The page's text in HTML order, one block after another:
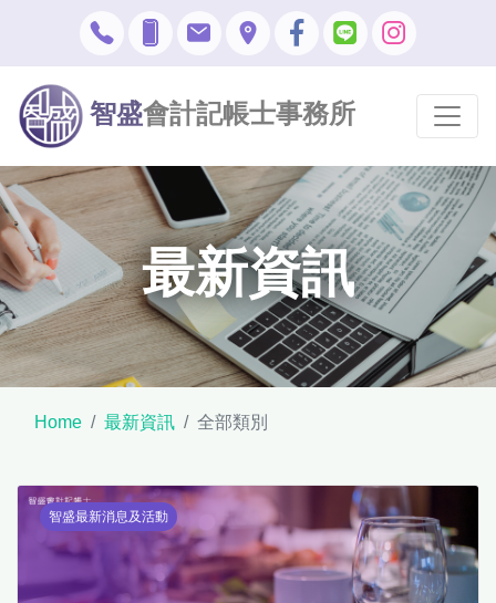
智盛會計記帳士事務所
最新資訊
Home 最新資訊 全部類別
智盛最新消息及活動